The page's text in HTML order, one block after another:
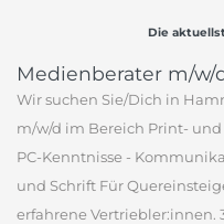
Die
Medienberater m/w/
Wir suchen Sie/Dich in
m/w/d im Bereich Print-
PC-Kenntnisse -
und Schrift Für
erfahrene Vertriebler:innen.